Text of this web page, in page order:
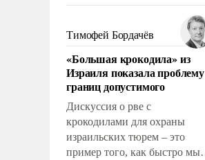
налогоплательщиков и где
Еревану за свои поступки не
нужно отвечать.
Тимофей Бордачёв
«Большая крокодила» из
Израиля показала проблему
границ допустимого
Дискуссия о рве с
крокодилами для охраны
израильских тюрем – это
пример того, как быстро мы